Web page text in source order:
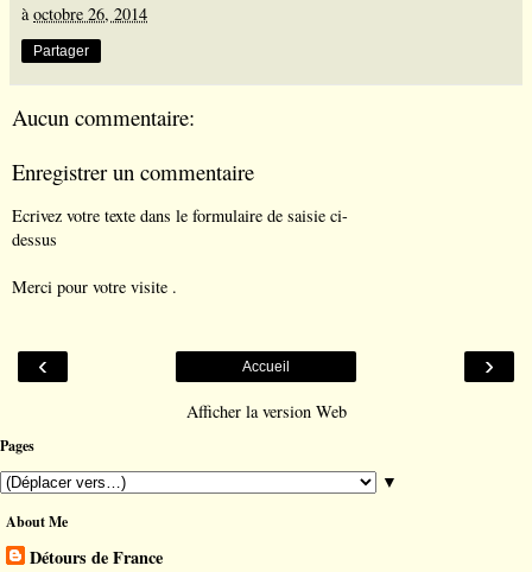
à octobre 26, 2014
Partager
Aucun commentaire:
Enregistrer un commentaire
Ecrivez votre texte dans le formulaire de saisie ci-
dessus
Merci pour votre visite .
‹ ›
Accueil
Afficher la version Web
Pages
▼
About Me
Détours de France